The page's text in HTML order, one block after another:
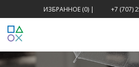
ИЗБРАННОЕ (0)| +7 (707)